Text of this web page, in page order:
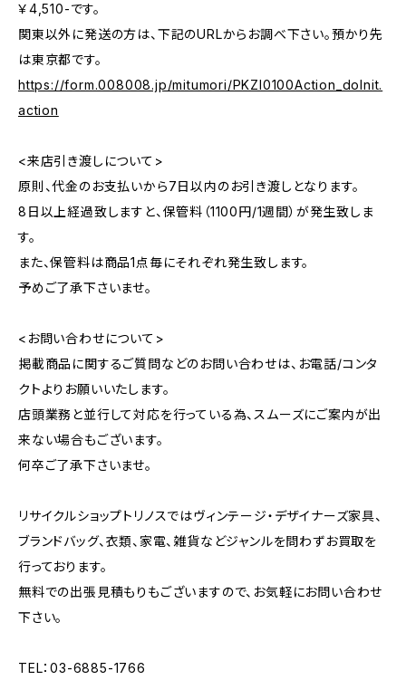
￥4,510-です。
関東以外に発送の方は、下記のURLからお調べ下さい。預かり先
は東京都です。
https://form.008008.jp/mitumori/PKZI0100Action_doInit.
action
<来店引き渡しについて>
原則、代金のお支払いから7日以内のお引き渡しとなります。
8日以上経過致しますと、保管料（1100円/1週間）が発生致しま
す。
また、保管料は商品1点毎にそれぞれ発生致します。
予めご了承下さいませ。
<お問い合わせについて>
掲載商品に関するご質問などのお問い合わせは、お電話/コンタ
クトよりお願いいたします。
店頭業務と並行して対応を行っている為、スムーズにご案内が出
来ない場合もございます。
何卒ご了承下さいませ。
リサイクルショップトリノスではヴィンテージ・デザイナーズ家具、
ブランドバッグ、衣類、家電、雑貨などジャンルを問わずお買取を
行っております。
無料での出張見積もりもございますので、お気軽にお問い合わせ
下さい。
TEL：03-6885-1766